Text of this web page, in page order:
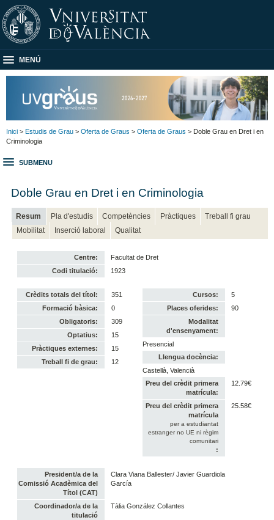
MENÚ
Inici > Estudis de Grau > Oferta de Graus > Oferta de Graus > Doble Grau en Dret i en
Criminologia
SUBMENU
Doble Grau en Dret i en Criminologia
Resum Pla d'estudis Competències Pràctiques
Treball fi grau
Mobilitat
Inserció laboral Qualitat
Centre:
Facultat de Dret
Codi titulació:
1923
Crèdits totals del títol:
351
Formació bàsica:
0
Obligatoris:
309
Optatius:
15
Pràctiques externes:
15
Treball fi de grau:
12
Cursos:
5
Places oferides:
90
Modalitat
d'ensenyament:
Presencial
Llengua docència:
Castellà, Valencià
Preu del crèdit primera
matrícula:
12.79€
Preu del crèdit primera
matrícula
per a estudiantat
estranger no UE ni règim
comunitari
:
25.58€
President/a de la
Comissió Acadèmica del
Títol (CAT)
Clara Viana Ballester/ Javier Guardiola
García
Coordinador/a de la
titulació
Tàlia González Collantes